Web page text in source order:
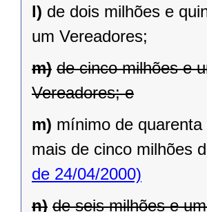
l) de dois milhões e
um Vereadores;
m) de cinco milhões e
Vereadores; e
m) mínimo de
mais de cinco milhões
de 24/04/2000)
n) de seis milhões e